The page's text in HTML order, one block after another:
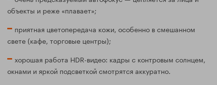
объекты и реже «плавает»;
приятная цветопередача кожи, особенно в смешанном
свете (кафе, торговые центры);
хорошая работа HDR-видео: кадры с контровым солнцем,
окнами и яркой подсветкой смотрятся аккуратно.